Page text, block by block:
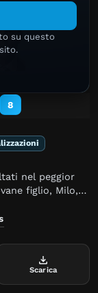
su questo
8
nel peggior
figlio, Milo,
un compagno di
Scarica